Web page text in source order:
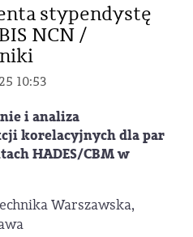
stypendystę
NCN /
10:53
i analiza
korelacyjnych dla par
HADES/CBM w
Warszawska,